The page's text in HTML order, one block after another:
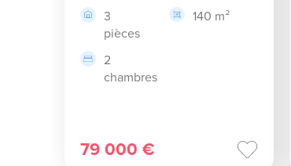
3
pièces
140 m²
2
chambres
79 000 €